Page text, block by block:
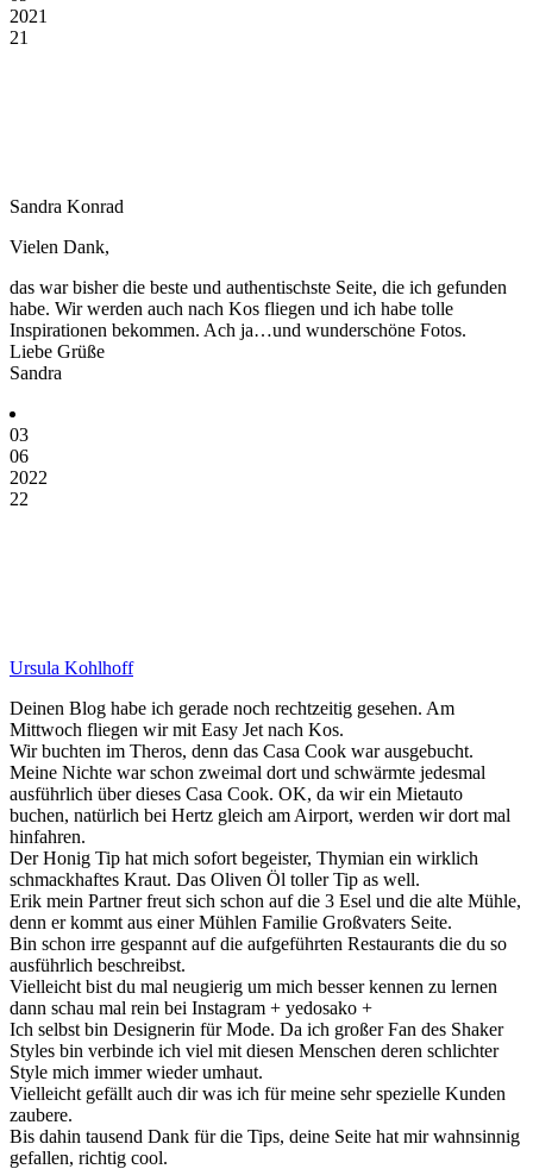
2021
21
Sandra Konrad
Vielen Dank,
das war bisher die beste und authentischste Seite, die ich gefunden
habe. Wir werden auch nach Kos fliegen und ich habe tolle
Inspirationen bekommen. Ach ja…und wunderschöne Fotos.
Liebe Grüße
Sandra
03
06
2022
22
Ursula Kohlhoff
Deinen Blog habe ich gerade noch rechtzeitig gesehen. Am
Mittwoch fliegen wir mit Easy Jet nach Kos.
Wir buchten im Theros, denn das Casa Cook war ausgebucht.
Meine Nichte war schon zweimal dort und schwärmte jedesmal
ausführlich über dieses Casa Cook. OK, da wir ein Mietauto
buchen, natürlich bei Hertz gleich am Airport, werden wir dort mal
hinfahren.
Der Honig Tip hat mich sofort begeister, Thymian ein wirklich
schmackhaftes Kraut. Das Oliven Öl toller Tip as well.
Erik mein Partner freut sich schon auf die 3 Esel und die alte Mühle,
denn er kommt aus einer Mühlen Familie Großvaters Seite.
Bin schon irre gespannt auf die aufgeführten Restaurants die du so
ausführlich beschreibst.
Vielleicht bist du mal neugierig um mich besser kennen zu lernen
dann schau mal rein bei Instagram + yedosako +
Ich selbst bin Designerin für Mode. Da ich großer Fan des Shaker
Styles bin verbinde ich viel mit diesen Menschen deren schlichter
Style mich immer wieder umhaut.
Vielleicht gefällt auch dir was ich für meine sehr spezielle Kunden
zaubere.
Bis dahin tausend Dank für die Tips, deine Seite hat mir wahnsinnig
gefallen, richtig cool.